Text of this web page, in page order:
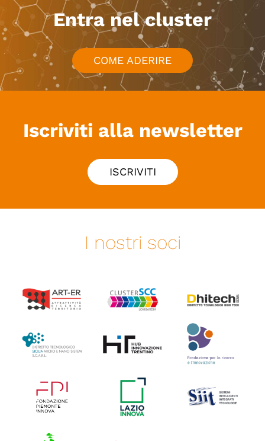
Entra nel cluster
COME ADERIRE
Iscriviti alla newsletter
ISCRIVITI
I nostri soci